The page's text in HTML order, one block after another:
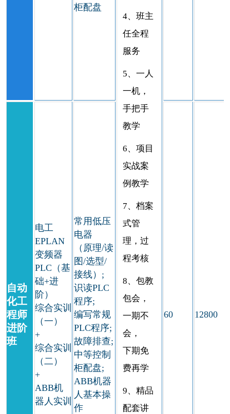
柜配盘
4、班主
任全程
服务
5、一人
一机，
手把手
教学
6、项目
实战案
例教学
7、档案
式管
理，过
程考核
8、包教
包会，
一期不
会，
下期免
费再学
9、精品
配套讲
自动
化工
程师
进阶
班
电工
EPLAN
变频器
PLC（基
础+进
阶）
综合实训
（一）
+
综合实训
（二）
+
ABB机
器人实训
常用低压
电器
（原理/读
图/选型/
接线）;
识读PLC
程序;
编写常规
PLC程序;
故障排查;
中等控制
柜配盘;
ABB机器
人基本操
作
60 12800